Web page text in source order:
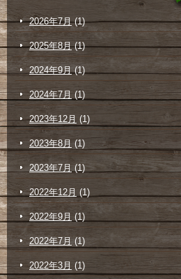
2026年7月(1)
2025年8月(1)
2024年9月(1)
2024年7月 (1)
2023年12月 (1)
2023年8月 (1)
2023年7月(1)
2022年12月 (1)
2022年9月 (1)
2022年7月(1)
2022年3月 (1)